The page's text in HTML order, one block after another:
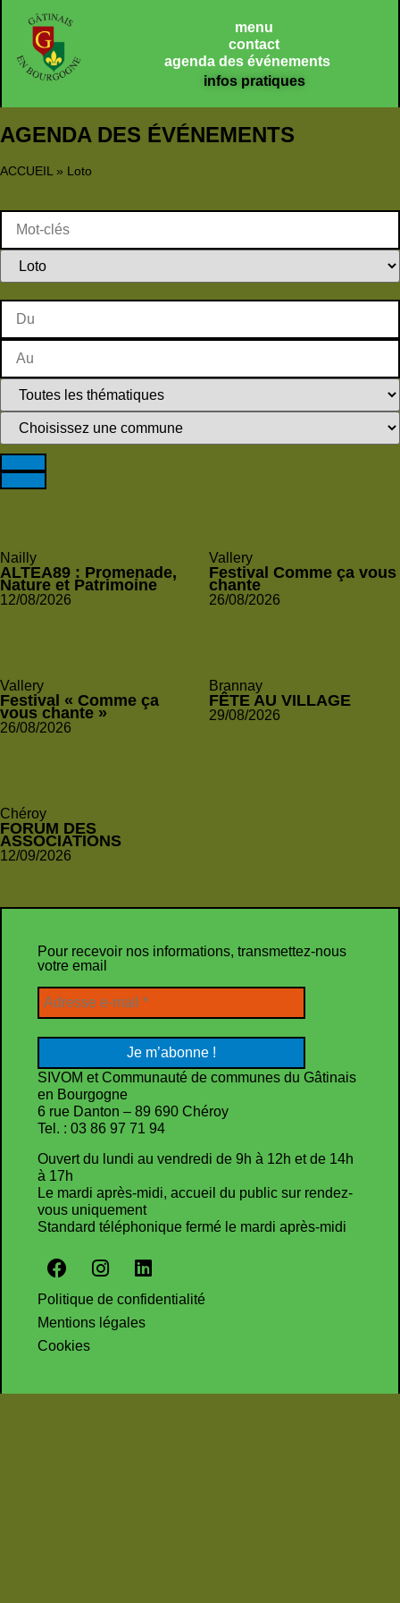
menu
contact
agenda des événements
infos pratiques
AGENDA DES ÉVÉNEMENTS
ACCUEIL» Loto
Nailly
ALTEA89 : Promenade,
Nature et Patrimoine
12/08/2026
Vallery
Festival Comme ça vous
chante
26/08/2026
Vallery
Festival « Comme ça
vous chante »
26/08/2026
Brannay
FÊTE AU VILLAGE
29/08/2026
Chéroy
FORUM DES
ASSOCIATIONS
12/09/2026
Pour recevoir nos informations, transmettez-nous
votre email
SIVOM et Communauté de communes du Gâtinais
en Bourgogne
6 rue Danton – 89 690 Chéroy
Tel. : 03 86 97 71 94
Ouvert du lundi au vendredi de 9h à 12h et de 14h
à 17h
Le mardi après-midi, accueil du public sur rendez-
vous uniquement
Standard téléphonique fermé le mardi après-midi
Politique de confidentialité
Mentions légales
Cookies